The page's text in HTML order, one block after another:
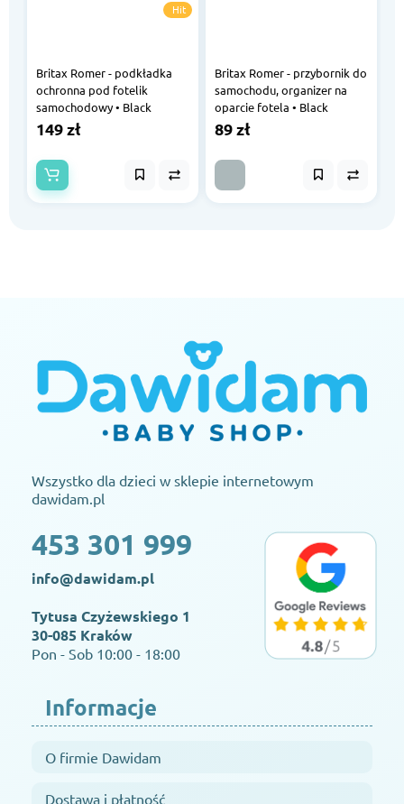
Hit
Britax Romer - podkładka
ochronna pod fotelik
samochodowy • Black
149 zł
Britax Romer - przybornik do
samochodu, organizer na
oparcie fotela • Black
89 zł
Wszystko dla dzieci w sklepie internetowym
dawidam.pl
453 301 999
info@dawidam.pl
Tytusa Czyżewskiego 1
30-085 Kraków
Pon - Sob 10:00 - 18:00
Informacje
O firmie Dawidam
Dostawa i płatność